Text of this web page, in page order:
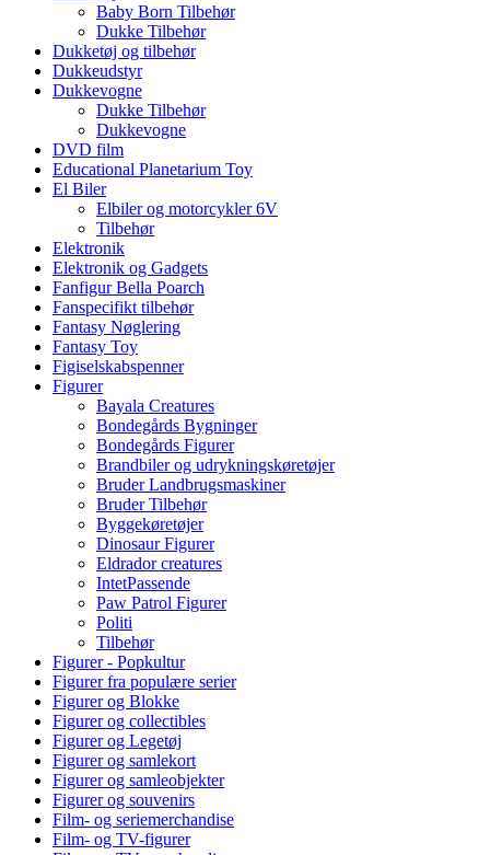
Baby Born Tilbehør
Dukke Tilbehør
Dukketøj og tilbehør
Dukkeudstyr
Dukkevogne
Dukke Tilbehør
Dukkevogne
DVD film
Educational Planetarium Toy
El Biler
Elbiler og motorcykler 6V
Tilbehør
Elektronik
Elektronik og Gadgets
Fanfigur Bella Poarch
Fanspecifikt tilbehør
Fantasy Nøglering
Fantasy Toy
Figiselskabspenner
Figurer
Bayala Creatures
Bondegårds Bygninger
Bondegårds Figurer
Brandbiler og udrykningskøretøjer
Bruder Landbrugsmaskiner
Bruder Tilbehør
Byggekøretøjer
Dinosaur Figurer
Eldrador creatures
IntetPassende
Paw Patrol Figurer
Politi
Tilbehør
Figurer - Popkultur
Figurer fra populære serier
Figurer og Blokke
Figurer og collectibles
Figurer og Legetøj
Figurer og samlekort
Figurer og samleobjekter
Figurer og souvenirs
Film- og seriemerchandise
Film- og TV-figurer